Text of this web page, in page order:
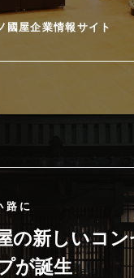
國屋企業情報サイト
路に
の新しいコ
が誕生